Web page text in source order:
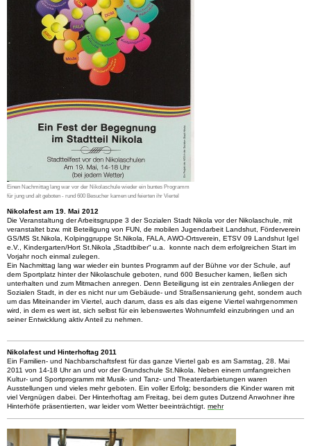
Einen Nachmittag lang war vor der Nikolaschule wieder ein buntes Programm
für jung und alt geboten - rund 600 Besucher kamen und feierten ihr Viertel
Nikolafest am 19. Mai 2012
Die Veranstaltung der Arbeitsgruppe 3 der Sozialen Stadt Nikola vor der Nikolaschule, mit
veranstaltet bzw. mit Beteiligung von FUN, de mobilen Jugendarbeit Landshut, Förderverein
GS/MS St.Nikola, Kolpinggruppe St.Nikola, FALA, AWO-Ortsverein, ETSV 09 Landshut Igel
e.V., Kindergarten/Hort St.Nikola „Stadtbiber“ u.a. konnte nach dem erfolgreichen Start im
Vorjahr noch einmal zulegen.
Ein Nachmittag lang war wieder ein buntes Programm auf der Bühne vor der Schule, auf
dem Sportplatz hinter der Nikolaschule geboten, rund 600 Besucher kamen, ließen sich
unterhalten und zum Mitmachen anregen. Denn Beteiligung ist ein zentrales Anliegen der
Sozialen Stadt, in der es nicht nur um Gebäude- und Straßensanierung geht, sondern auch
um das Miteinander im Viertel, auch darum, dass es als das eigene Viertel wahrgenommen
wird, in dem es wert ist, sich selbst für ein lebenswertes Wohnumfeld einzubringen und an
seiner Entwicklung aktiv Anteil zu nehmen.
Nikolafest und Hinterhoftag 2011
Ein Familien- und Nachbarschaftsfest für das ganze Viertel gab es am Samstag, 28. Mai
2011 von 14-18 Uhr an und vor der Grundschule St.Nikola. Neben einem umfangreichen
Kultur- und Sportprogramm mit Musik- und Tanz- und Theaterdarbietungen waren
Ausstellungen und vieles mehr geboten. Ein voller Erfolg; besonders die Kinder waren mit
viel Vergnügen dabei. Der Hinterhoftag am Freitag, bei dem gutes Dutzend Anwohner ihre
Hinterhöfe präsentierten, war leider vom Wetter beeinträchtigt. mehr